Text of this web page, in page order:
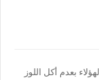
بعدم أكل اللوز